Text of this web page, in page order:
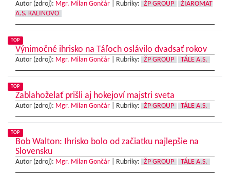
Autor (zdroj): Mgr. Milan Gončár Rubriky: ŽP GROUP
ŽIAROMAT
A.S. KALINOVO
TOP
Výnimočné ihrisko na Táľoch oslávilo dvadsať rokov
Autor (zdroj): Mgr. Milan Gončár Rubriky: ŽP GROUP TÁLE A.S.
TOP
Zablahoželať prišli aj hokejoví majstri sveta
Autor (zdroj): Mgr. Milan Gončár Rubriky: ŽP GROUP TÁLE A.S.
TOP
Bob Walton: Ihrisko bolo od začiatku najlepšie na
Slovensku
Autor (zdroj): Mgr. Milan Gončár Rubriky: ŽP GROUP TÁLE A.S.